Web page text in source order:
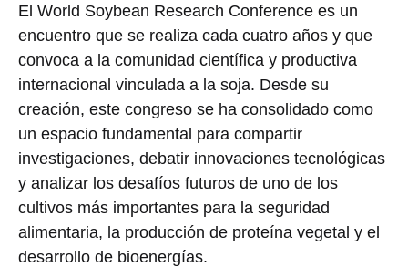
El World Soybean Research Conference es un
encuentro que se realiza cada cuatro años y que
convoca a la comunidad científica y productiva
internacional vinculada a la soja. Desde su
creación, este congreso se ha consolidado como
un espacio fundamental para compartir
investigaciones, debatir innovaciones tecnológicas
y analizar los desafíos futuros de uno de los
cultivos más importantes para la seguridad
alimentaria, la producción de proteína vegetal y el
desarrollo de bioenergías.